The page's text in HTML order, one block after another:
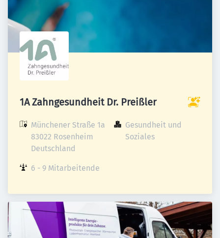
1A Zahngesundheit Dr. Preißler
Münchener Straße 1a
83022 Rosenheim
Deutschland
Gesundheit und
Soziales
6 - 9 Mitarbeitende